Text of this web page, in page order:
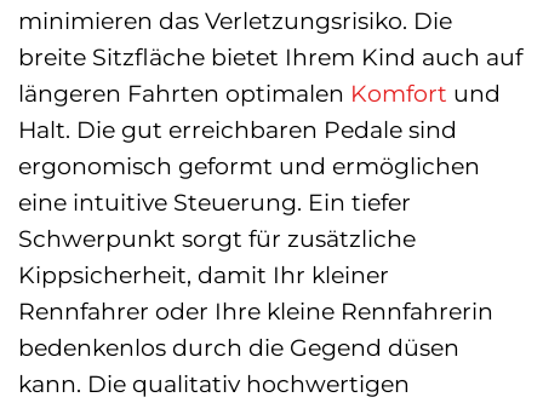
minimieren das Verletzungsrisiko. Die
breite Sitzfläche bietet Ihrem Kind auch auf
längeren Fahrten optimalen Komfort und
Halt. Die gut erreichbaren Pedale sind
ergonomisch geformt und ermöglichen
eine intuitive Steuerung. Ein tiefer
Schwerpunkt sorgt für zusätzliche
Kippsicherheit, damit Ihr kleiner
Rennfahrer oder Ihre kleine Rennfahrerin
bedenkenlos durch die Gegend düsen
kann. Die qualitativ hochwertigen